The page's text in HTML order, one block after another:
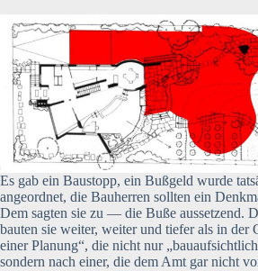
Es gab ein Baustopp, ein Bußgeld wurde
angeordnet, die Bauherren sollten ein
Dem sagten sie zu — die Buße aussetzend.
bauten sie weiter, weiter und tiefer als in der
einer Planung“, die nicht nur
sondern nach einer, die dem Amt gar nicht